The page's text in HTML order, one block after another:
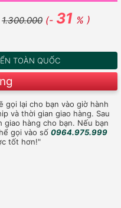
1.300.000 (- 31 % )
TOÀN QUỐC
gọi lại cho bạn vào giờ hành
và thời gian giao hàng. Sau
hàng cho bạn. Nếu bạn
gọi vào số 0964.975.999
tốt hơn!"